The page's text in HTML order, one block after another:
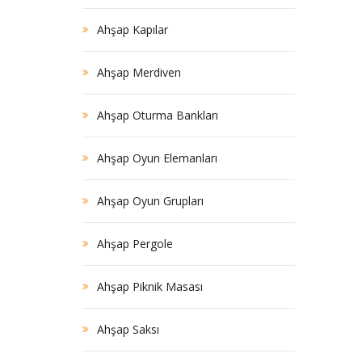
Ahşap Kapılar
Ahşap Merdiven
Ahşap Oturma Bankları
Ahşap Oyun Elemanları
Ahşap Oyun Grupları
Ahşap Pergole
Ahşap Piknik Masası
Ahşap Saksı